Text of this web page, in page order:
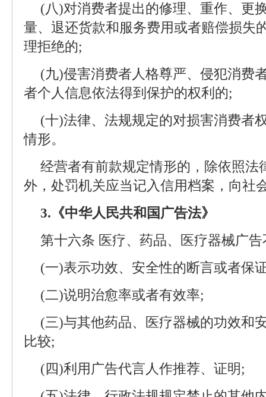
(八)对消费者提出的修理、重作、更
量、退还货款和服务费用或者赔偿损失
理拒绝的;
(九)侵害消费者人格尊严、侵犯消费
者个人信息依法得到保护的权利的;
(十)法律、法规规定的对损害消费者
情形。
经营者有前款规定情形的，除依照法
外，处罚机关应当记入信用档案，向社
‌3.《中华人民共和国广告法》
第十六条 医疗、药品、医疗器械广
(一)表示功效、安全性的断言或者保
(二)说明治愈率或者有效率;
(三)与其他药品、医疗器械的功效和
比较;
(四)利用广告代言人作推荐、证明;